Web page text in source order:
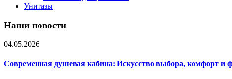
Унитазы
Наши новости
04.05.2026
Современная душевая кабина: Искусство выбора, комфорт и